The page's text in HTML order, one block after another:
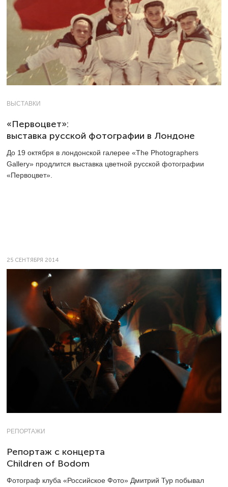
ВЫСТАВКИ
«Первоцвет»:
выставка русской фотографии в Лондоне
До 19 октября в лондонской галерее «The Photographers
Gallery» продлится выставка цветной русской фотографии
«Первоцвет».
25 СЕНТЯБРЯ 2014
РЕПОРТАЖИ
Репортаж с концерта
Children of Bodom
Фотограф клуба «Российское Фото» Дмитрий Тур побывал